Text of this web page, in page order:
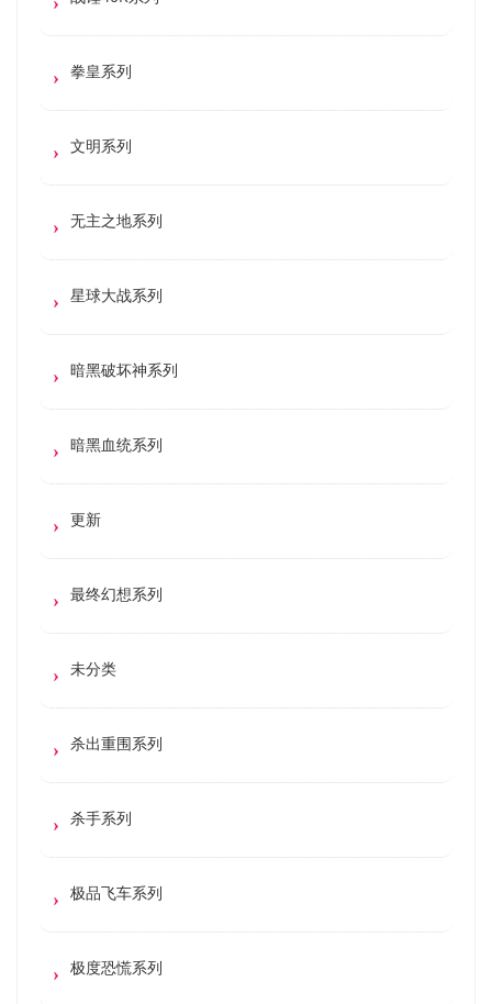
拳皇系列
文明系列
无主之地系列
星球大战系列
暗黑破坏神系列
暗黑血统系列
更新
最终幻想系列
未分类
杀出重围系列
杀手系列
极品飞车系列
极度恐慌系列